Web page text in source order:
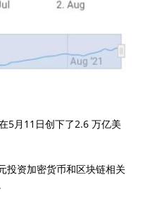
5月11日创下了2.6 万亿美
投资加密货币和区块链相关